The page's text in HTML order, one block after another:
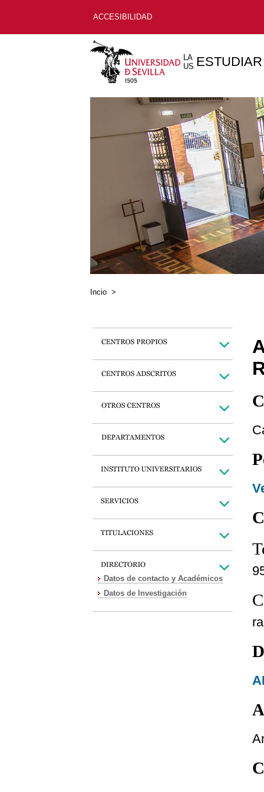
ACCESIBILIDAD
LA
US ESTUDIAR
Incio >
Datos de contacto y Académicos
Datos de Investigación